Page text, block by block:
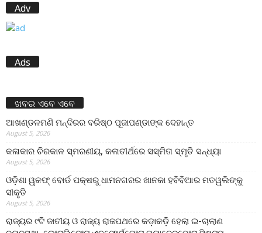
Adv
Ads
ଖବର ଏବେ ଏବେ
ଆଖଣ୍ଡଳମଣି ମନ୍ଦିରର ବରିଷ୍ଠ ପୂଜାପଣ୍ଡାଙ୍କ ଦେହାନ୍ତ
August 5, 2026
କଳାକାର ଚିରକାଳ ସ୍ମରଣୀୟ, କଳାତୀର୍ଥରେ ସସ୍ମିତା ସ୍ମୃତି ସନ୍ଧ୍ୟା
August 5, 2026
ଓଡ଼ିଶା ୱକଫ୍ ବୋର୍ଡ ପକ୍ଷରୁ ଧାମନଗରର ଖାନକା ହବିବିଆର ମତୱଲିଙ୍କୁ
ସୀକୃତି
August 5, 2026
ରାଜ୍ୟର ୯ଟି ଜାତୀୟ ଓ ରାଜ୍ୟ ରାଜପଥରେ କଡ଼ାକଡ଼ି ହେଲା ଇ-ଚାଲାଣ